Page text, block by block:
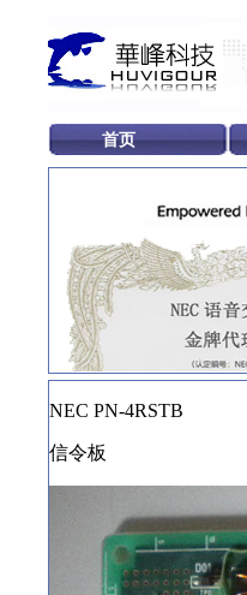
首页
NEC PN-4RSTB
信令板